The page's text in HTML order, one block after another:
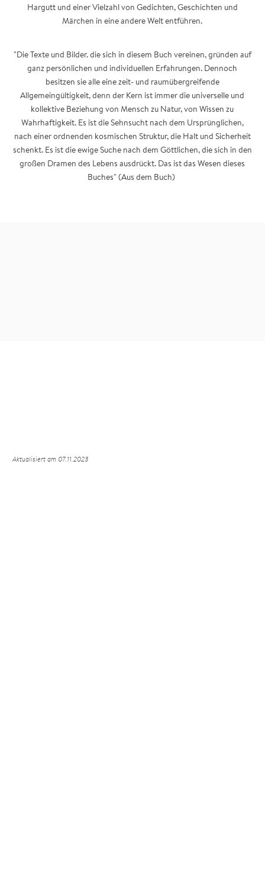
Hargutt und einer Vielzahl von Gedichten, Geschichten und
Märchen in eine andere Welt entführen.
"Die Texte und Bilder. die sich in diesem Buch vereinen, gründen auf
ganz persönlichen und individuellen Erfahrungen. Dennoch
besitzen sie alle eine zeit- und raumübergreifende
Allgemeingültigkeit, denn der Kern ist immer die universelle und
kollektive Beziehung von Mensch zu Natur, von Wissen zu
Wahrhaftigkeit. Es ist die Sehnsucht nach dem Ursprünglichen,
nach einer ordnenden kosmischen Struktur, die Halt und Sicherheit
schenkt. Es ist die ewige Suche nach dem Göttlichen, die sich in den
großen Dramen des Lebens ausdrückt. Das ist das Wesen dieses
Buches" (Aus dem Buch)
Aktualisiert am 07.11.2023